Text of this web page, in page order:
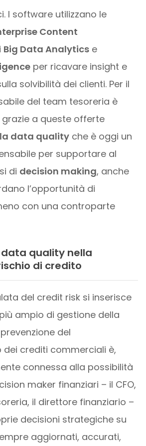
I software utilizzano le
Content
Big Data Analyticse
per ricavare insight e
solvibilità dei clienti. Per il
del team tesoreria è
a queste offerte
data qualityche è oggi un
per supportare al
di decision making, anche
l’opportunità di
con una controparte
quality nella
di credito
del credit risk si inserisce
ampio di gestione della
del
crediti commerciali è,
connessa alla possibilità
maker finanziari – il CFO,
il direttore finanziario –
decisioni strategiche su
aggiornati, accurati,